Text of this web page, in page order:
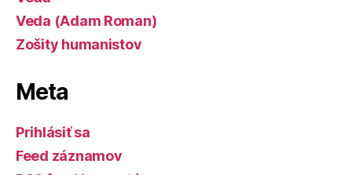
Veda (Adam Roman)
Zošity humanistov
Meta
Prihlásiť sa
Feed záznamov